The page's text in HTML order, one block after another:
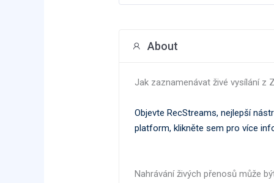
About
Jak zaznamenávat živé vysílání z
Objevte RecStreams, nejlepší
platform, klikněte sem pro více
Nahrávání živých přenosů může